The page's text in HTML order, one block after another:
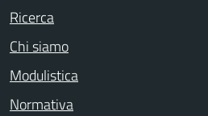
Ricerca
Chi siamo
Modulistica
Normativa